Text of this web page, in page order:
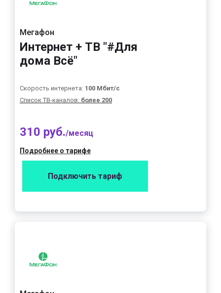
Мегафон
Интернет + ТВ "#Для
дома Всё"
Скорость интернета: 100 Мбит/с
Список ТВ-каналов: более 200
310 руб./месяц
Подробнее о тарифе
Подключить тариф